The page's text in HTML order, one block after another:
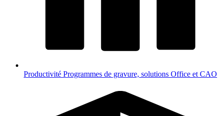
Productivité Programmes de gravure, solutions Office et CAO